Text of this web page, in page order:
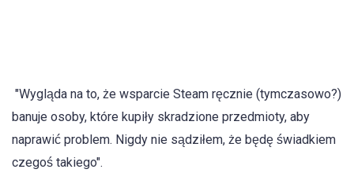
"Wygląda na to, że wsparcie Steam ręcznie (tymczasowo?)
banuje osoby, które kupiły skradzione przedmioty, aby
naprawić problem. Nigdy nie sądziłem, że będę świadkiem
czegoś takiego".